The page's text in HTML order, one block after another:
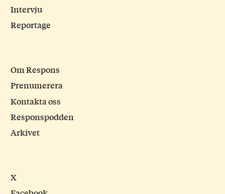
Intervju
Reportage
Om Respons
Prenumerera
Kontakta oss
Responspodden
Arkivet
X